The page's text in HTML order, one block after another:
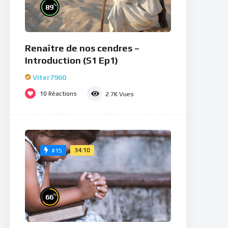
89%
Renaître de nos cendres –
Introduction (S1 Ep1)
Viter7960
10 Réactions 2.7K Vues
#15 34:10
66%